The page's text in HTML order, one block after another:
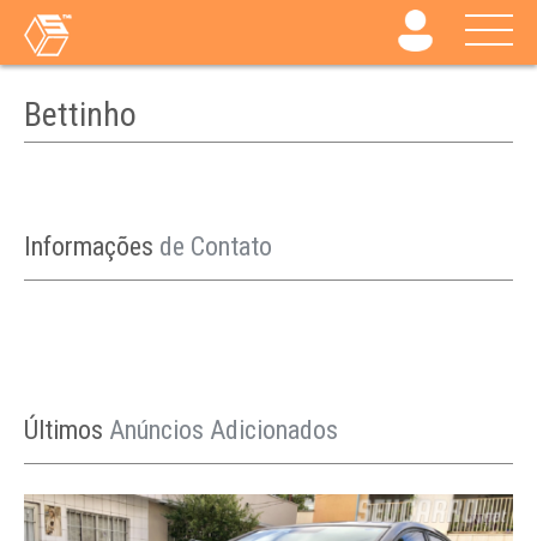
Bettinho
Informações de Contato
Últimos Anúncios Adicionados